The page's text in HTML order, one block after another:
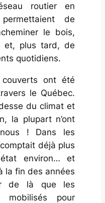
routier en
de
le bois,
et, plus tard, de
quotidiens.
ont été
le Québec.
du climat et
la plupart n’ont
! Dans les
déjà plus
environ… et
la fin des années
de là que les
mobilisés pour